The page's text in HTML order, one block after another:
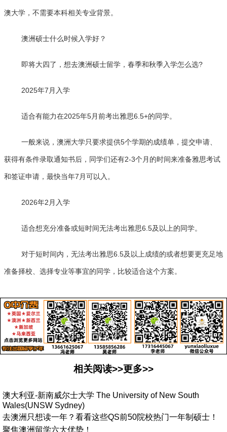
澳大学，不需要本科相关专业背景。
澳洲硕士什么时候入学好？
即将大四了，想去澳洲硕士留学，春季和秋季入学怎么选?
2025年7月入学
适合有能力在2025年5月前考出雅思6.5+的同学。
一般来说，澳洲大学只要求提供5个学期的成绩单，提交申请、
获得有条件录取通知书后，同学们还有2-3个月的时间来准备雅思考试
和签证申请，最快当年7月可以入。
2026年2月入学
适合想充分准备或短时间无法考出雅思6.5及以上的同学。
对于短时间内，无法考出雅思6.5及以上成绩的或者想要更充足地
准备择校、选择专业等事宜的同学，比较适合这个方案。
相关阅读>>更多>>
澳大利亚-新南威尔士大学 The University of New South
Wales(UNSW Sydney)
去澳洲只想读一年？看看这些QS前50院校热门一年制硕士！
聚焦澳洲留学六大优势！